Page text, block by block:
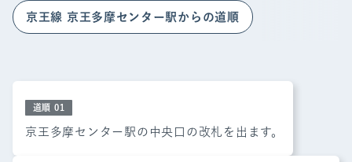
「ダイエットであと5kg減らしたい」
通じ、あなたのボディメイクを全力でサポートしま
す。
京王線 京王多摩センター駅 からの道順
道順 01
京王多摩センター駅の中央口の改札を出ます。